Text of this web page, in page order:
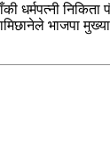
धर्मपत्नी
भाजपा